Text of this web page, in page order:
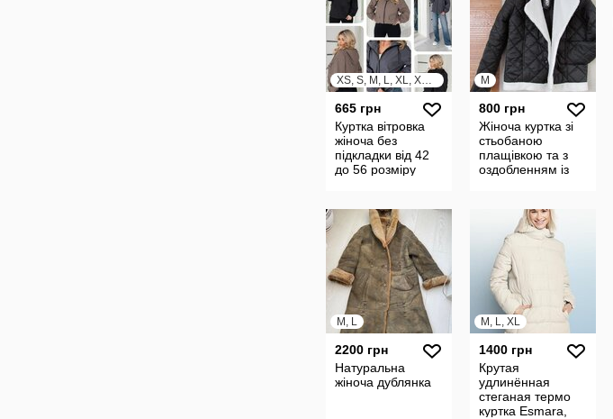
XS, S, M, L, XL, XXL, XXXL
665 грн
Куртка вітровка
жіноча без
підкладки від 42
до 56 розміру
M
800 грн
Жіноча куртка зі
стьобаною
плащівкою та з
оздобленням із
M, L
2200 грн
Натуральна
жіноча дублянка
M, L, XL
1400 грн
Крутая
удлинённая
стеганая термо
куртка Esmara,